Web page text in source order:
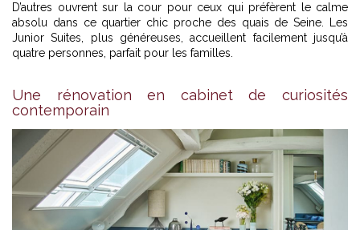
D’autres ouvrent sur la cour pour ceux qui préfèrent le calme
absolu dans ce quartier chic proche des quais de Seine. Les
Junior Suites, plus généreuses, accueillent facilement jusqu’à
quatre personnes, parfait pour les familles.
Une rénovation en cabinet de curiosités
contemporain